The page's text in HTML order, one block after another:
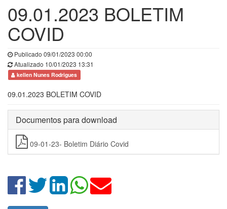
09.01.2023 BOLETIM
COVID
Publicado 09/01/2023 00:00
Atualizado 10/01/2023 13:31
kellen Nunes Rodrigues
09.01.2023 BOLETIM COVID
Documentos para download
09-01-23- Boletim Diário Covid